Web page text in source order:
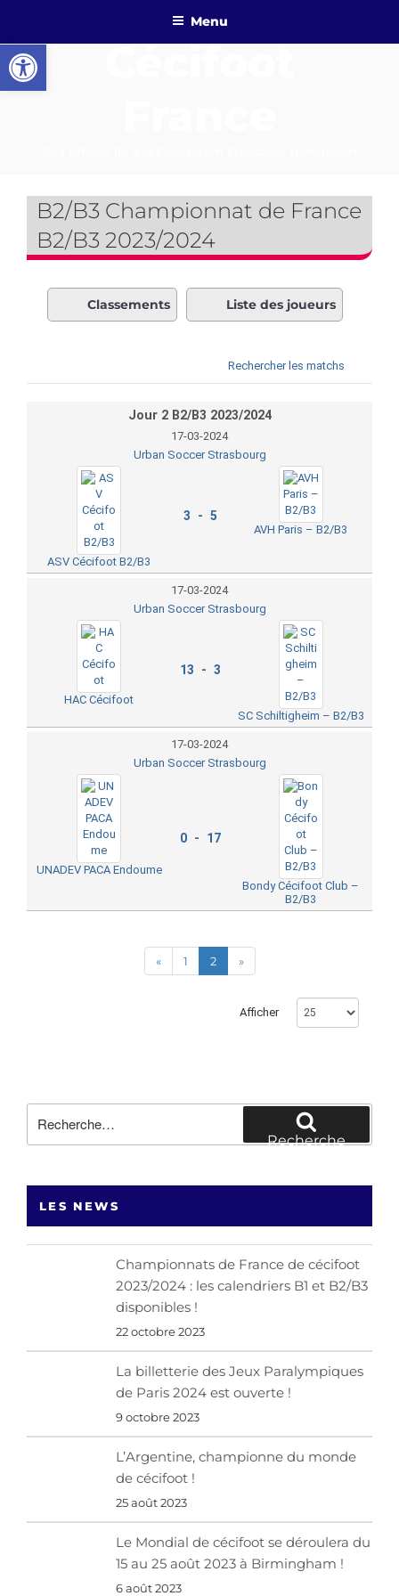
contenu
principal
Menu
B2/B3 Championnat de France
B2/B3 2023/2024
Classements Liste des joueurs
Rechercher les matchs
Jour 2 B2/B3 2023/2024
17-03-2024
Urban Soccer Strasbourg
ASV Cécifoot B2/B3
3 - 5
AVH Paris – B2/B3
17-03-2024
Urban Soccer Strasbourg
HAC Cécifoot
13 - 3
SC Schiltigheim – B2/B3
17-03-2024
Urban Soccer Strasbourg
UNADEV PACA Endoume
0 - 17
Bondy Cécifoot Club –
B2/B3
« 1 2 »
Afficher
pour
Recherche
LES NEWS
Championnats de France de cécifoot
2023/2024 : les calendriers B1 et B2/B3
disponibles !
22 octobre 2023
La billetterie des Jeux Paralympiques
de Paris 2024 est ouverte !
9 octobre 2023
L’Argentine, championne du monde
de cécifoot !
25 août 2023
Le Mondial de cécifoot se déroulera du
15 au 25 août 2023 à Birmingham !
6 août 2023
Ouvrir la barre d’outils